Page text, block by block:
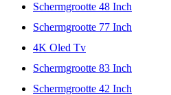
Schermgrootte 48 Inch
Schermgrootte 77 Inch
4K Oled Tv
Schermgrootte 83 Inch
Schermgrootte 42 Inch